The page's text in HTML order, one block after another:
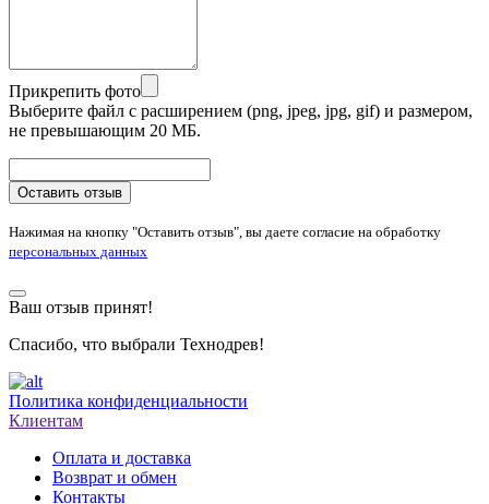
Прикрепить фото
Выберите файл с расширением (png, jpeg, jpg, gif) и размером,
не превышающим 20 МБ.
Оставить отзыв
Нажимая на кнопку "Оставить отзыв", вы даете согласие на обработку
персональных данных
Ваш отзыв принят!
Спасибо, что выбрали Технодрев!
Политика конфиденциальности
Клиентам
Оплата и доставка
Возврат и обмен
Контакты